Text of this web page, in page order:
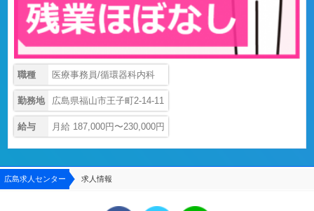
職種 医療事務員/循環器科内科
勤務地 広島県福山市王子町2-14-11
給与 月給 187,000円〜230,000円
広島求人センター 求人情報